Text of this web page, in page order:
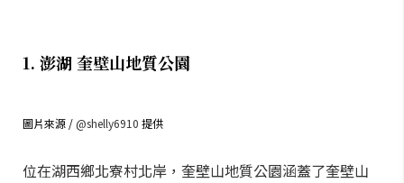
1. 澎湖 奎壁山地質公園
圖片來源 /@shelly6910 提供
位在湖西鄉北寮村北岸，奎壁山地質公園涵蓋了奎壁山